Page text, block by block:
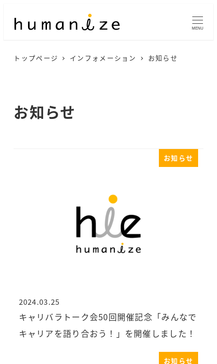
MENU
トップページ インフォメーション お知らせ
お知らせ
お知らせ
キャリバラトーク会50回開催記念「みんなで
キャリアを語り合おう！」を開催しました！
投稿日
2024.03.25
お知らせ